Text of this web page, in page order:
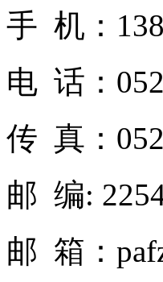
手 机：
电 话：
传 真：
邮 编:
邮 箱：